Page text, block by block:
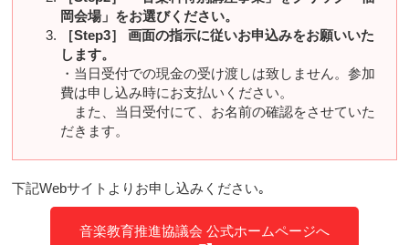
岡会場」をお選びください。
［Step3］ 画面の指示に従いお申込みをお願いいた
します。
・当日受付での現金の受け渡しは致しません。参加
費は申し込み時にお支払いください。
また、当日受付にて、お名前の確認をさせていた
だきます。
下記Webサイトよりお申し込みください｡
音楽教育推進協議会 公式ホームページへ